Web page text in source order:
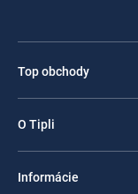
Top obchody
O Tipli
Informácie